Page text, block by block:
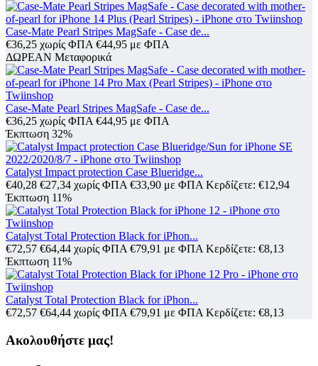
Case-Mate Pearl Stripes MagSafe - Case de...
€36,25 χωρίς ΦΠΑ €44,95 με ΦΠΑ
ΔΩΡΕΑΝ Μεταφορικά
Case-Mate Pearl Stripes MagSafe - Case de...
€36,25 χωρίς ΦΠΑ €44,95 με ΦΠΑ
Έκπτωση 32%
Catalyst Impact protection Case Blueridge...
€40,28 €27,34 χωρίς ΦΠΑ €33,90 με ΦΠΑ Κερδίζετε: €12,94
Έκπτωση 11%
Catalyst Total Protection Black for iPhon...
€72,57 €64,44 χωρίς ΦΠΑ €79,91 με ΦΠΑ Κερδίζετε: €8,13
Έκπτωση 11%
Catalyst Total Protection Black for iPhon...
€72,57 €64,44 χωρίς ΦΠΑ €79,91 με ΦΠΑ Κερδίζετε: €8,13
Ακολουθήστε μας!